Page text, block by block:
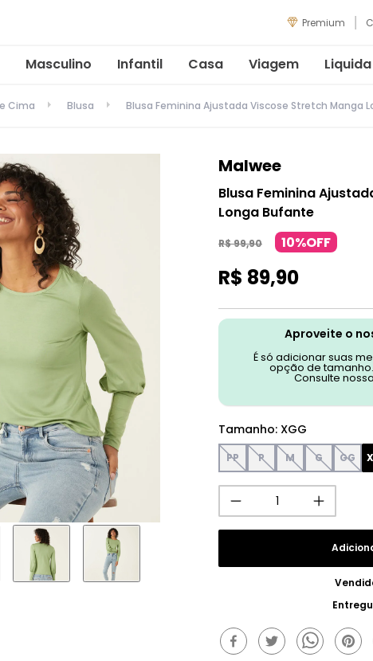
Premium
Masculino Infantil Casa Viagem Liquida
Cima Blusa Blusa Feminina Ajustada Viscose Stretch Manga
Malwee
Blusa Feminina
Longa Bufante
R$99,90 10%OFF
R$ 89,90
Aproveite o
É só adicionar suas
opção de
Consulte
Tamanho: XGG
PP P M G GG